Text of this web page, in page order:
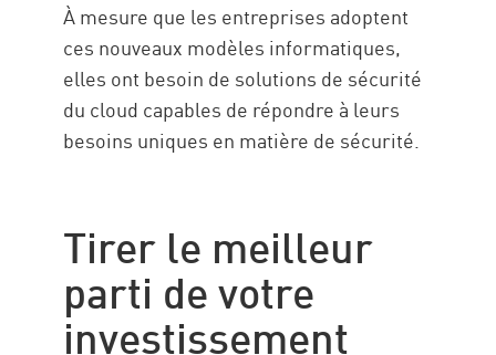
À mesure que les entreprises adoptent
ces nouveaux modèles informatiques,
elles ont besoin de solutions de sécurité
du cloud capables de répondre à leurs
besoins uniques en matière de sécurité.
Tirer le meilleur
parti de votre
investissement